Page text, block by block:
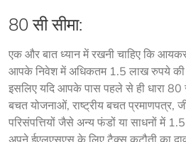
80 सी सीमा:
एक और बात ध्यान में रखनी चाहिए कि
आपके निवेश में अधिकतम 1.5 लाख रुपये की
इसलिए यदि आपके पास पहले से ही धारा
बचत योजनाओं, राष्ट्रीय बचत प्रमाणपत्र,
परिसंपत्तियों जैसे अन्य फंडों या साधनों में